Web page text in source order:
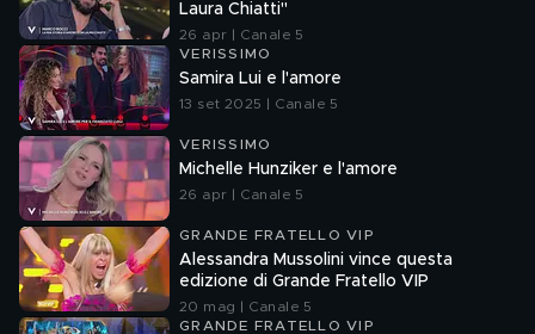
Laura Chiatti"
26 apr | Canale 5
VERISSIMO
Samira Lui e l'amore
13 set 2025 | Canale 5
VERISSIMO
Michelle Hunziker e l'amore
26 apr | Canale 5
GRANDE FRATELLO VIP
Alessandra Mussolini vince questa
edizione di Grande Fratello VIP
20 mag | Canale 5
GRANDE FRATELLO VIP